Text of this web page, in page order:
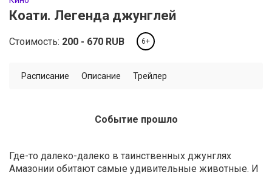
Коати. Легенда джунглей
Стоимость: 200 670 RUB 6+
Расписание Описание Трейлер
Событие прошло
Где-то далеко-далеко в таинственных джунглях
Амазонии обитают самые удивительные животные. И